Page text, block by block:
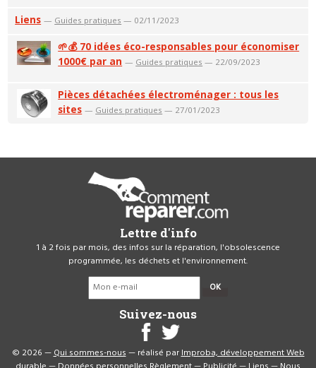
Liens — Guides pratiques — 02/11/2023
🌱💰 70 idées éco-responsables pour économiser
1000€ par an — Guides pratiques — 22/09/2023
Pièces détachées électroménager : tous les
sites — Guides pratiques — 27/01/2023
Lettre d'info
1 à 2 fois par mois, des infos sur la réparation, l'obsolescence
programmée, les déchets et l'environnement.
OK
Suivez-nous
© 2026 —Qui sommes-nous— réalisé parImproba, développement Web